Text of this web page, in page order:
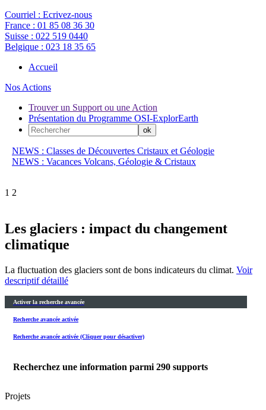
Courriel : Ecrivez-nous
France : 01 85 08 36 30
Suisse : 022 519 0440
Belgique : 023 18 35 65
Accueil
Nos Actions
Trouver un Support ou une Action
Présentation du Programme OSI-ExplorEarth
NEWS : Classes de Découvertes Cristaux et Géologie
NEWS : Vacances Volcans, Géologie & Cristaux
1 2
Les glaciers : impact du changement
climatique
La fluctuation des glaciers sont de bons indicateurs du climat. Voir
descriptif détaillé
Activer la recherche avancée
Recherche avancée activée
Recherche avancée activée (Cliquer pour désactiver)
Recherchez une information parmi 290 supports
Projets